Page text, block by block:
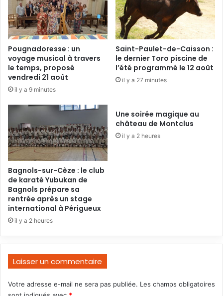
Pougnadoresse : un
voyage musical à travers
le temps, proposé
vendredi 21 août
il y a 9 minutes
Saint-Paulet-de-Caisson :
le dernier Toro piscine de
l’été programmé le 12 août
il y a 27 minutes
Bagnols-sur-Cèze : le club
de karaté Yubukan de
Bagnols prépare sa
rentrée après un stage
international à Périgueux
il y a 2 heures
Une soirée magique au
château de Montclus
il y a 2 heures
Laisser un commentaire
Votre adresse e-mail ne sera pas publiée. Les champs obligatoires